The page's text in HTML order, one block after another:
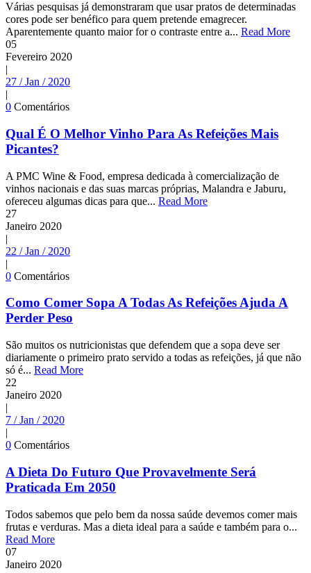
Várias pesquisas já demonstraram que usar pratos de determinadas
cores pode ser benéfico para quem pretende emagrecer.
Aparentemente quanto maior for o contraste entre a... Read More
05
Fevereiro 2020
|
27 / Jan / 2020
|
0 Comentários
Qual É O Melhor Vinho Para As Refeições Mais
Picantes?
A PMC Wine & Food, empresa dedicada à comercialização de
vinhos nacionais e das suas marcas próprias, Malandra e Jaburu,
ofereceu algumas dicas para que... Read More
27
Janeiro 2020
|
22 / Jan / 2020
|
0 Comentários
Como Comer Sopa A Todas As Refeições Ajuda A
Perder Peso
São muitos os nutricionistas que defendem que a sopa deve ser
diariamente o primeiro prato servido a todas as refeições, já que não
só é... Read More
22
Janeiro 2020
|
7 / Jan / 2020
|
0 Comentários
A Dieta Do Futuro Que Provavelmente Será
Praticada Em 2050
Todos sabemos que pelo bem da nossa saúde devemos comer mais
frutas e verduras. Mas a dieta ideal para a saúde e também para o...
Read More
07
Janeiro 2020